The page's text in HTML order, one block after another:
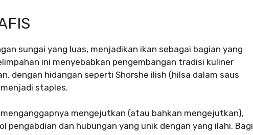
sungai yang luas, menjadikan ikan sebagai bagian yang
ini menyebabkan pengembangan tradisi kuliner
dengan hidangan seperti Shorshe ilish (hilsa dalam saus
staples.
mengejutkan (atau bahkan mengejutkan),
pengabdian dan hubungan yang unik dengan yang ilahi. Bagi